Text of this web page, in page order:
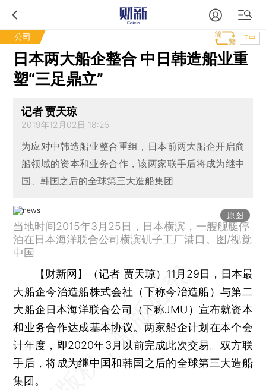
公司 T中
日本两大船企整合 中日韩造船业重
塑“三足鼎立”
记者 贾天琼
2019年12月02日 18:25
为应对中韩造船业整合重组，日本前两大船企开启商
船领域的资本和业务合作，该两家联手后将成为继中
国、韩国之后的全球第三大造船集团
原图
当地时间2015年3月25日，日本横滨，一艘舰艇停
泊在日本海洋联合公司横滨矶子工厂港口。图/视觉
中国
【财新网】（记者 贾天琼） 11月29日，日本最
大船企今治造船株式会社（下称今冶造船）与第二
大船企日本海洋联合公司（下称JMU）宣布就资本
和业务合作达成基本协议。两家船企计划在本个会
计年度，即2020年3月以前完成此次交易。双方联
手后，将成为继中国和韩国之后的全球第三大造船
集团。